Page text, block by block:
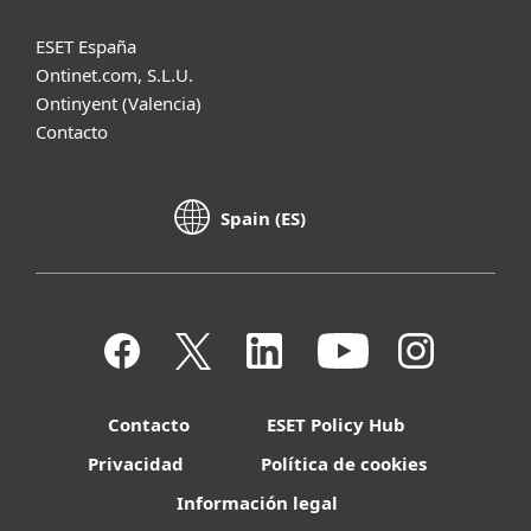
ESET España
Ontinet.com, S.L.U.
Ontinyent (Valencia)
Contacto
Spain (ES)
Contacto
ESET Policy Hub
Privacidad
Política de cookies
Información legal